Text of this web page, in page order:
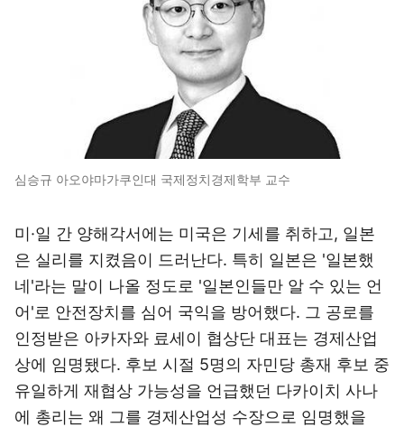
심승규 아오야마가쿠인대 국제정치경제학부 교수
미·일 간 양해각서에는 미국은 기세를 취하고, 일본
은 실리를 지켰음이 드러난다. 특히 일본은 '일본했
네'라는 말이 나올 정도로 '일본인들만 알 수 있는 언
어'로 안전장치를 심어 국익을 방어했다. 그 공로를
인정받은 아카자와 료세이 협상단 대표는 경제산업
상에 임명됐다. 후보 시절 5명의 자민당 총재 후보 중
유일하게 재협상 가능성을 언급했던 다카이치 사나
에 총리는 왜 그를 경제산업성 수장으로 임명했을